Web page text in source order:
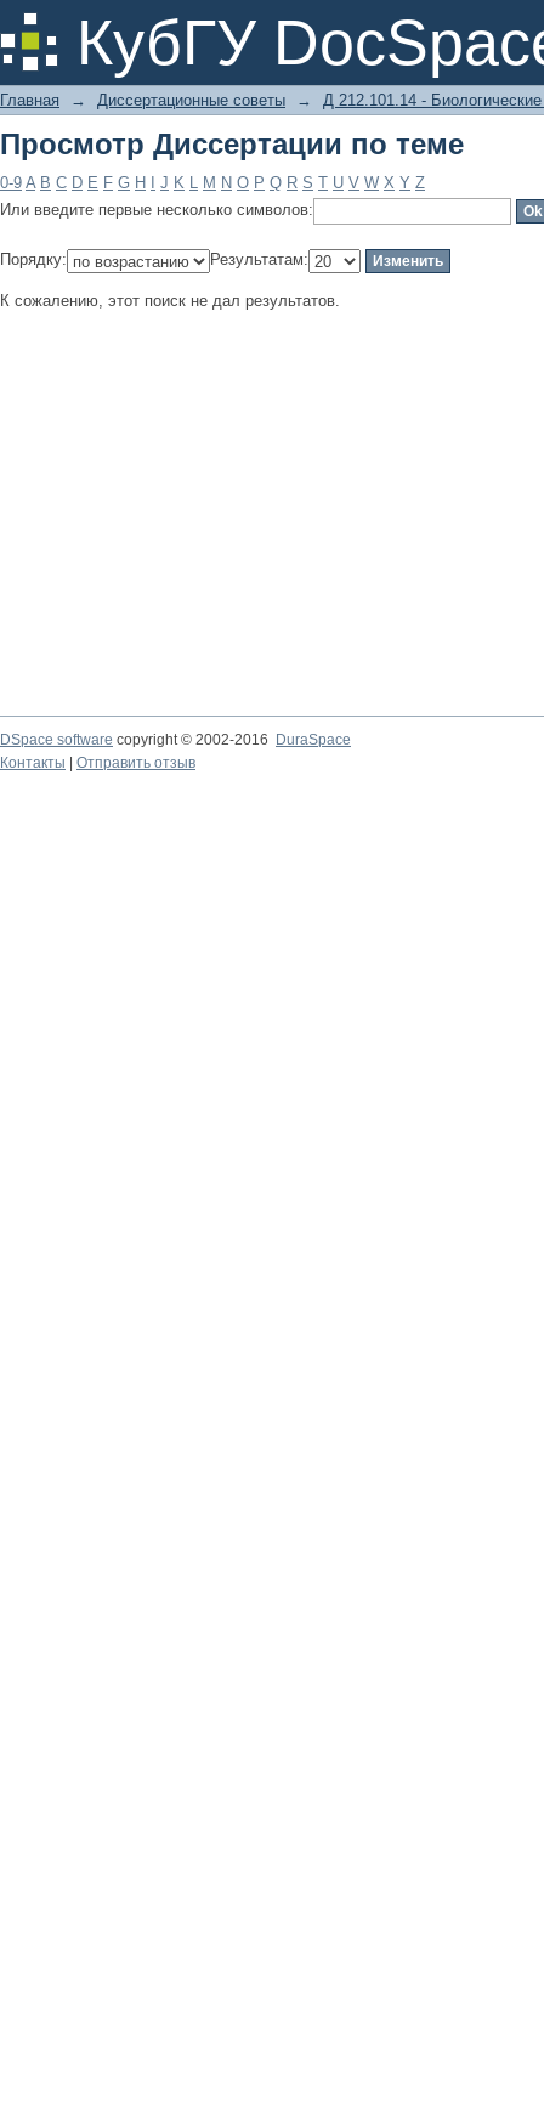
КубГУ
Просмотр Диссертации по теме
Главная → Диссертационные советы → Д 212.101.14 - Биологические
Просмотр Диссертации по теме
0-9 A B C D E F G H J K L M N O P Q R S T U V W X Y Z
Или введите первые несколько символов:
Порядку: Результатам:
К сожалению, этот поиск не дал результатов.
DSpace software copyright © 2002-2016
DuraSpace
Контакты
Отправить отзыв